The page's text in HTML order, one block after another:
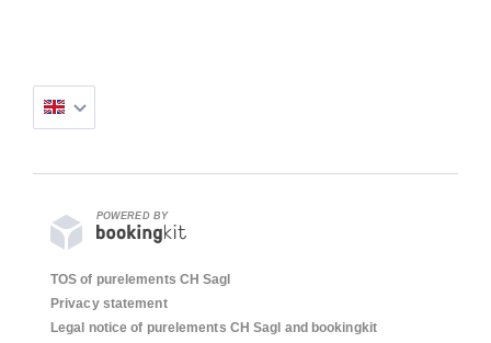
POWERED BY
TOS of purelements CH Sagl
Privacy statement
Legal notice of purelements CH Sagl and bookingkit